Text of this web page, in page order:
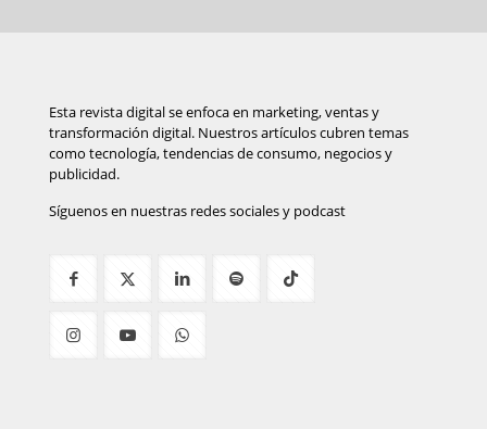
Esta revista digital se enfoca en marketing, ventas y
transformación digital. Nuestros artículos cubren temas
como tecnología, tendencias de consumo, negocios y
publicidad.
Síguenos en nuestras redes sociales y podcast